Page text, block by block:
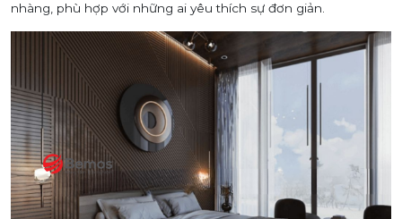
nhàng, phù hợp với những ai yêu thích sự đơn giản.